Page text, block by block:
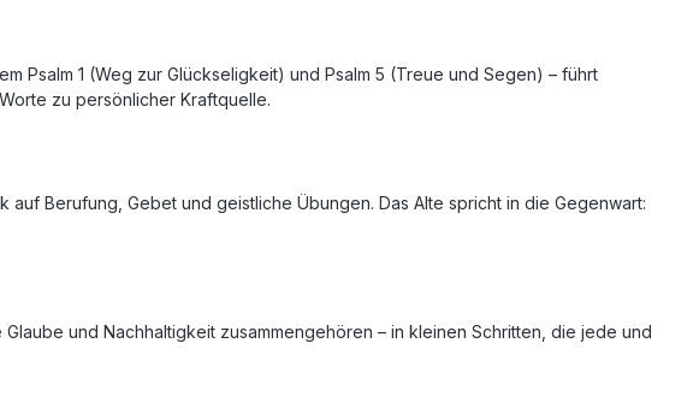
Psalm 1 (Weg zur Glückseligkeit) und Psalm 5 (Treue und Segen) – führt
zu persönlicher Kraftquelle.
Berufung, Gebet und geistliche Übungen. Das Alte spricht in die Gegenwart:
und Nachhaltigkeit zusammengehören – in kleinen Schritten, die jede und